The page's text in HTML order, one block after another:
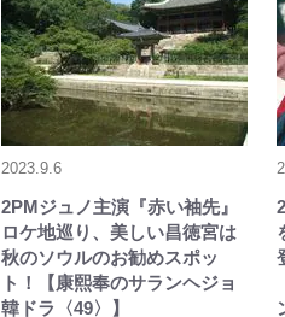
2023.9.6
2PMジュノ主演『赤い袖先』
ロケ地巡り、美しい昌徳宮は
秋のソウルのお勧めスポッ
ト！【康熙奉のサランヘジョ
韓ドラ〈49〉】